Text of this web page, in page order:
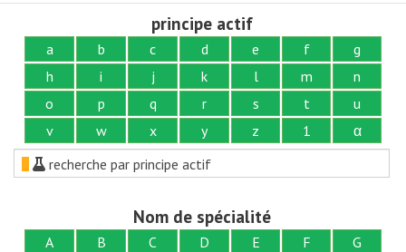
principe actif
a b c d e f
g
h
i j k l m
n
o
p q r s t
u
v
w x y z 1
α
recherche par principe actif
Nom de spécialité
A B C D E F
G